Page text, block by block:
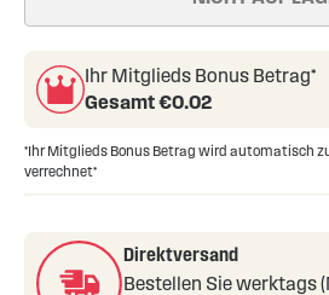
of
images
gallery
Ihr Mitglieds Bonus Betrag*
Gesamt €0.02
*Ihr Mitglieds Bonus Betrag wird automatisch
verrechnet*
Direktversand
Bestellen Sie werktags